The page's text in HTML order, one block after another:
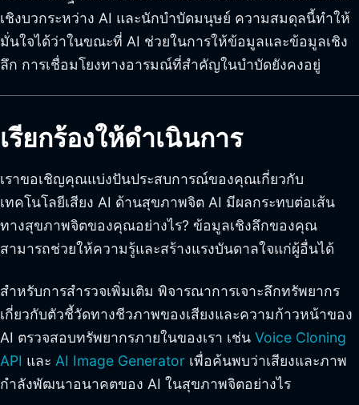
เชิงบวกระหว่าง AI และนักบำบัดมนุษย์ ความสมดุลนี้ทำให้
มั่นใจได้ว่าในขณะที่ AI ช่วยในการให้ข้อมูลและข้อมูลเชิง
ลึก การเชื่อมโยงทางอารมณ์ที่สำคัญในบำบัดยังคงอยู่
เรียกร้องให้ดำเนินการ
เราขอเชิญคุณแบ่งปันประสบการณ์ของคุณเกี่ยวกับ
เทคโนโลยีเสียง AI ด้านสุขภาพจิต AI มีผลกระทบต่อเส้น
ทางสุขภาพจิตของคุณอย่างไร? ข้อมูลเชิงลึกของคุณ
สามารถช่วยให้ความรู้และสร้างแรงบันดาลใจแก่ผู้อื่นได้
สำหรับการสำรวจเพิ่มเติม พิจารณาการเจาะลึกทรัพยากร
เกี่ยวกับตัวชี้วัดทางชีวภาพของเสียงและความก้าวหน้าของ
AI ตรวจสอบทรัพยากรภายในของเรา เช่น Voice Cloning
API และ AI Image Generator เพื่อค้นพบว่าเสียงและภาพ
กำลังพัฒนาอนาคตของ AI ในสุขภาพจิตอย่างไร